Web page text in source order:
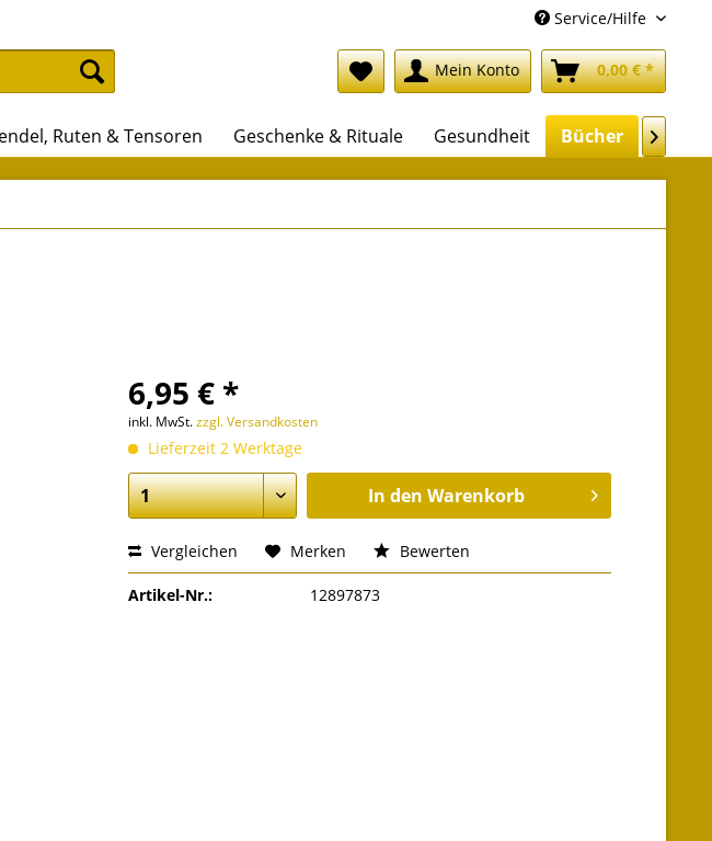
Service/Hilfe
Mein Konto 0,00 € *
Ruten & Tensoren Geschenke & Rituale Gesundheit Bücher 
6,95 € *
inkl. MwSt.zzgl. Versandkosten
Lieferzeit 2 Werktage
In den Warenkorb
Vergleichen Merken Bewerten
Artikel-Nr.: 12897873